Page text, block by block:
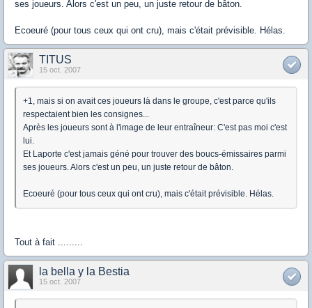
ses joueurs. Alors c'est un peu, un juste retour de bâton.
Ecoeuré (pour tous ceux qui ont cru), mais c'était prévisible. Hélas.
TITUS
15 oct. 2007
+1, mais si on avait ces joueurs là dans le groupe, c'est parce qu'ils
respectaient bien les consignes...
Après les joueurs sont à l'image de leur entraîneur: C'est pas moi c'est
lui.
Et Laporte c'est jamais géné pour trouver des boucs-émissaires parmi
ses joueurs. Alors c'est un peu, un juste retour de bâton.
Ecoeuré (pour tous ceux qui ont cru), mais c'était prévisible. Hélas.
Tout à fait .........
la bella y la Bestia
15 oct. 2007